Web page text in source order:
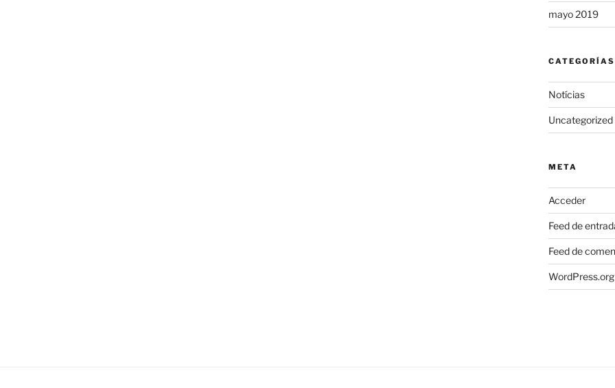
mayo 2019
CATEGORÍAS
Notícias
Uncategorized
META
Acceder
Feed de
Feed de
WordPress.org